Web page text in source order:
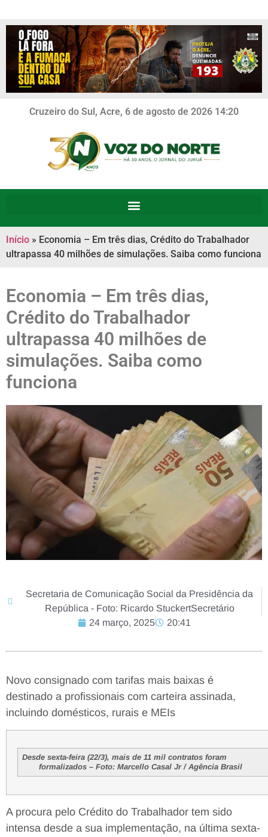
Cruzeiro do Sul, Acre, 6 de agosto de 2026 14:20
Início » Economia – Em três dias, Crédito do Trabalhador
ultrapassa 40 milhões de simulações. Saiba como funciona
Economia – Em três dias,
Crédito do Trabalhador
ultrapassa 40 milhões de
simulações. Saiba como
funciona
Secretaria de Comunicação Social da Presidência da
República - Foto: Ricardo StuckertSecretário
24 março, 2025
20:41
Novo consignado com tarifas mais baixas é
destinado a profissionais com carteira assinada,
incluindo domésticos, rurais e MEIs
Desde sexta-feira (22/3), mais de 11 mil
formalizados – Foto: Marcello Casal Jr / Agência Brasil
A procura pelo Crédito do Trabalhador tem sido
intensa desde a sua implementação, na última sexta-